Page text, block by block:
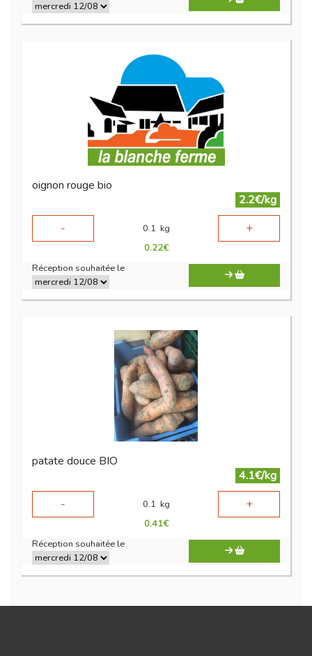
oignon rouge bio
2.2€/kg
-
0.1 kg +
0.22€
Réception souhaitée le
patate douce BIO
4.1€/kg
-
0.1 kg +
0.41€
Réception souhaitée le